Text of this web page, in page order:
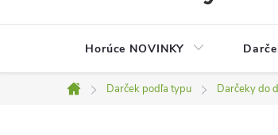
Horúce NOVINKY
Domov
Darček podľa typu Darčeky do